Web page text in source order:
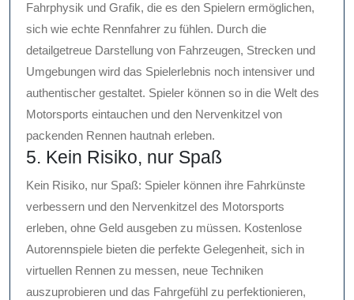
Fahrphysik und Grafik, die es den Spielern ermöglichen,
sich wie echte Rennfahrer zu fühlen. Durch die
detailgetreue Darstellung von Fahrzeugen, Strecken und
Umgebungen wird das Spielerlebnis noch intensiver und
authentischer gestaltet. Spieler können so in die Welt des
Motorsports eintauchen und den Nervenkitzel von
packenden Rennen hautnah erleben.
5. Kein Risiko, nur Spaß
Kein Risiko, nur Spaß: Spieler können ihre Fahrkünste
verbessern und den Nervenkitzel des Motorsports
erleben, ohne Geld ausgeben zu müssen. Kostenlose
Autorennspiele bieten die perfekte Gelegenheit, sich in
virtuellen Rennen zu messen, neue Techniken
auszuprobieren und das Fahrgefühl zu perfektionieren,